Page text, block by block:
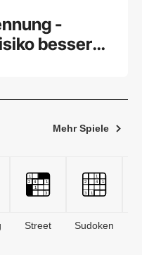
-
besser
Mehr Spiele
Street Sudoken